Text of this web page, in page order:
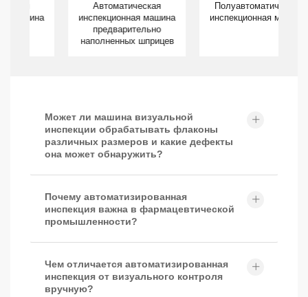
Автоматическая
инспекционная машина
предварительно
наполненных шприцев
Полуавтоматическая
инспекционная машина
Может ли машина визуальной
инспекции обрабатывать флаконы
различных размеров и какие дефекты
она может обнаружить?
Почему автоматизированная
инспекция важна в фармацевтической
промышленности?
Чем отличается автоматизированная
инспекция от визуального контроля
вручную?